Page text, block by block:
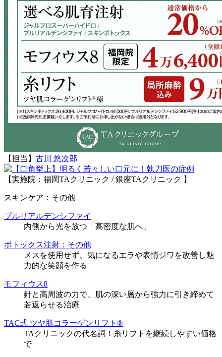
【担当】 古川 悠次郎
執刀医の症例
【実施院：福岡TAクリニック / 銀座TAクリニック 】
スキンケア：その他
プルリアルデンシファイ
内側から光を放つ「高密度な肌へ」
ボトックス注射：その他
メスを使用せず、気になるエラや表情ジワを改善し魅
力的な笑顔を作る
モフィウス8
針と高周波の力で、肌の深い層から強力に引き締めて
若返らせる治療
TAC式 ツヤ肌コラーゲンリフト®
TAクリニックの代名詞！糸リフトを継続しやすい価格
で